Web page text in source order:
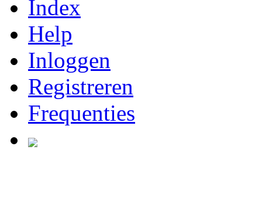
Index
Help
Inloggen
Registreren
Frequenties